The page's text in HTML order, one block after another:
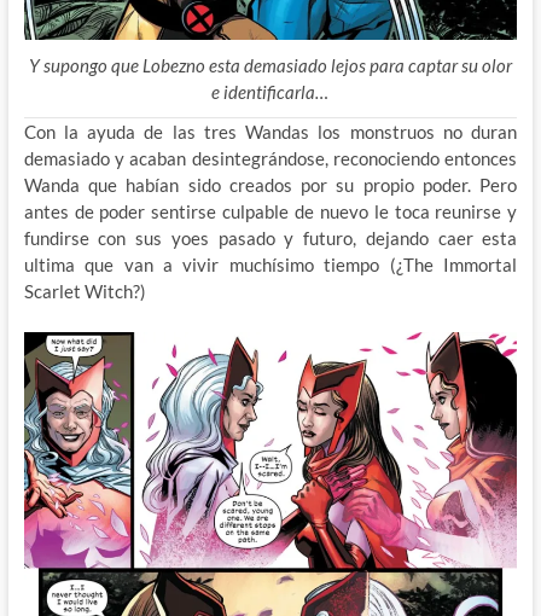
Y supongo que Lobezno esta demasiado lejos para captar su olor
e identificarla…
Con la ayuda de las tres Wandas los monstruos no duran
demasiado y acaban desintegrándose, reconociendo entonces
Wanda que habían sido creados por su propio poder. Pero
antes de poder sentirse culpable de nuevo le toca reunirse y
fundirse con sus yoes pasado y futuro, dejando caer esta
ultima que van a vivir muchísimo tiempo (¿The Immortal
Scarlet Witch?)